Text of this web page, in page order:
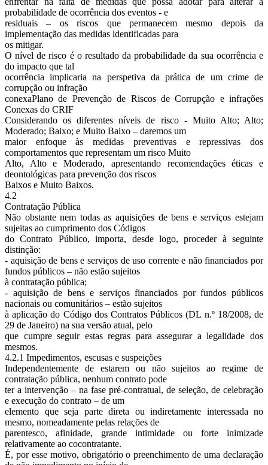
probabilidade de ocorrência dos eventos - e
residuais – os riscos que permanecem mesmo depois da
implementação das medidas identificadas para
os mitigar.
O nível de risco é o resultado da probabilidade da sua ocorrência e
do impacto que tal
ocorrência implicaria na perspetiva da prática de um crime de
corrupção ou infração
conexaPlano de Prevenção de Riscos de Corrupção e infrações
Conexas do CRIF
Considerando os diferentes níveis de risco - Muito Alto; Alto;
Moderado; Baixo; e Muito Baixo – daremos um
maior enfoque às medidas preventivas e repressivas dos
comportamentos que representam um risco Muito
Alto, Alto e Moderado, apresentando recomendações éticas e
deontológicas para prevenção dos riscos
Baixos e Muito Baixos.
4.2
Contratação Pública
Não obstante nem todas as aquisições de bens e serviços estejam
sujeitas ao cumprimento dos Códigos
do Contrato Público, importa, desde logo, proceder à seguinte
distinção:
- aquisição de bens e serviços de uso corrente e não financiados por
fundos públicos – não estão sujeitos
à contratação pública;
- aquisição de bens e serviços financiados por fundos públicos
nacionais ou comunitários – estão sujeitos
à aplicação do Código dos Contratos Públicos (DL n.º 18/2008, de
29 de Janeiro) na sua versão atual, pelo
que cumpre seguir estas regras para assegurar a legalidade dos
mesmos.
4.2.1 Impedimentos, escusas e suspeições
Independentemente de estarem ou não sujeitos ao regime de
contratação pública, nenhum contrato pode
ter a intervenção – na fase pré-contratual, de seleção, de celebração
e execução do contrato – de um
elemento que seja parte direta ou indiretamente interessada no
mesmo, nomeadamente pelas relações de
parentesco, afinidade, grande intimidade ou forte inimizade
relativamente ao cocontratante.
É, por esse motivo, obrigatório o preenchimento de uma declaração